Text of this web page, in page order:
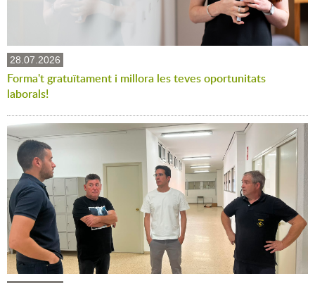
28.07.2026
Forma't gratuïtament i millora les teves oportunitats
laborals!